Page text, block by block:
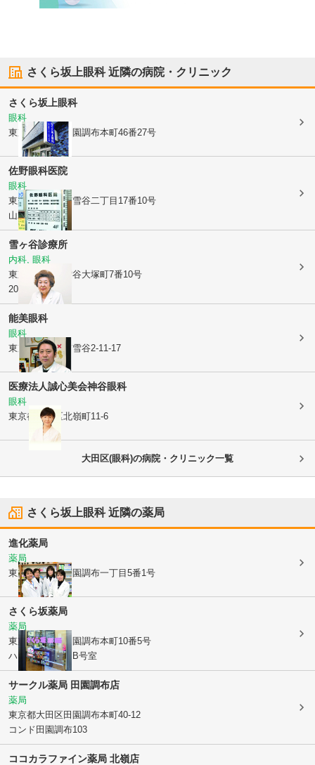
さくら坂上眼科近隣の病院・クリニック
さくら坂上眼科
眼科
東京都大田区田園調布本町46番27号
佐野眼科医院
眼科
東京都大田区南雪谷二丁目17番10号
山水ビル401号
雪ヶ谷診療所
内科, 眼科
東京都大田区
雪谷大塚町7番10号
203
能美眼科
眼科
東京都大田区
南雪谷2-11-17
医療法人誠心美会神谷眼科
眼科
東京都大田区北嶺町11-6
大田区(眼科)の病院・クリニック一覧
さくら坂上眼科近隣の薬局
進化薬局
薬局
東京都大田区田園調布一丁目5番1号
さくら坂薬局
薬局
東京都大田区 田園調布本町10番5号
ハウスアゼリアB号室
サークル薬局 田園調布店
薬局
東京都大田区田園調布本町40-12
コンド田園調布103
ココカラファイン薬局 北嶺店